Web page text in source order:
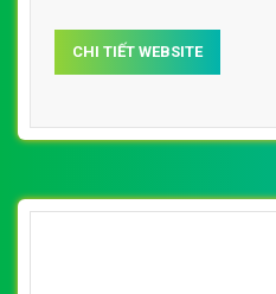
CHI TIẾT WEBSITE